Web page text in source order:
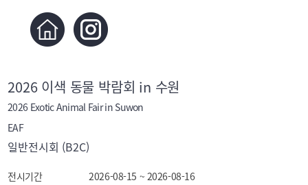
2026 이색 동물 박람회 in 수원
2026 Exotic Animal Fair in Suwon
EAF
일반전시회 (B2C)
전시기간
2026-08-15 ~ 2026-08-16